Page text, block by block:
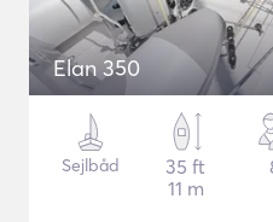
Elan 350
Sejlbåd
35 ft
11 m